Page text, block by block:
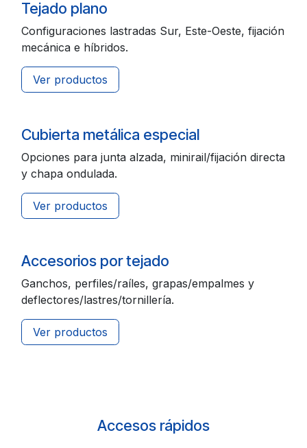
Tejado plano
Configuraciones lastradas Sur, Este-Oeste, fijación
mecánica e híbridos.
Ver productos
Cubierta metálica especial
Opciones para junta alzada, minirail/fijación directa
y chapa ondulada.
Ver productos
Accesorios por tejado
Ganchos, perfiles/raíles, grapas/empalmes y
deflectores/lastres/tornillería.
Ver productos
Accesos rápidos